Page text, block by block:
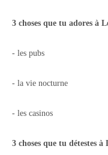
3 choses que tu adores à
- les pubs
- la vie nocturne
- les casinos
3 choses que tu détestes à